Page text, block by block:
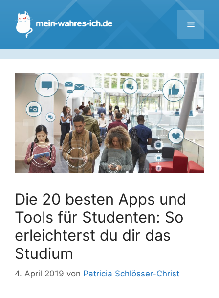
Inhalt
springen
Menü
Die 20 besten Apps und
Tools für Studenten: So
erleichterst du dir das
Studium
4. April 2019 von Patricia Schlösser-Christ